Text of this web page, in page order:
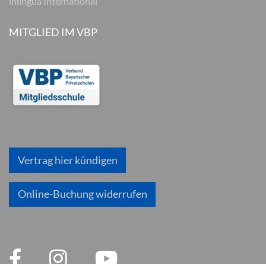
MITGLIED IM VBP
Vertrag hier kündigen
Online-Buchung widerrufen